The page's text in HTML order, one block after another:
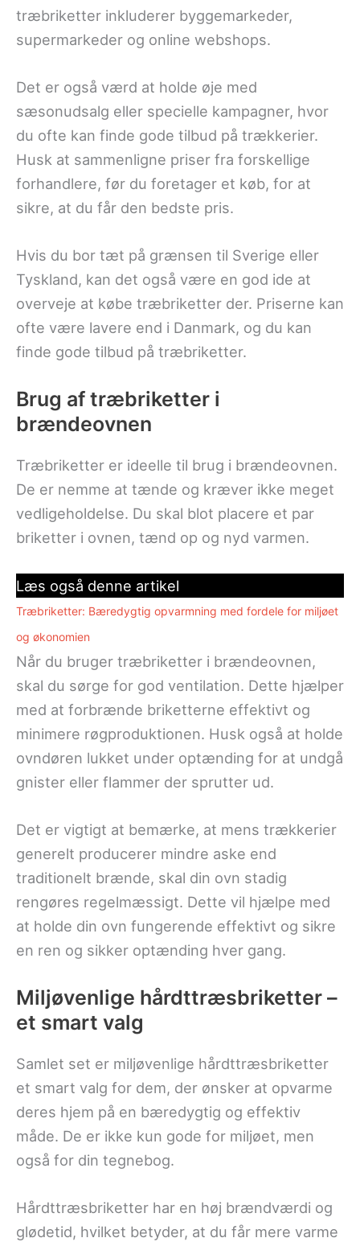
træbriketter inkluderer byggemarkeder,
supermarkeder og online webshops.
Det er også værd at holde øje med
sæsonudsalg eller specielle kampagner, hvor
du ofte kan finde gode tilbud på trækkerier.
Husk at sammenligne priser fra forskellige
forhandlere, før du foretager et køb, for at
sikre, at du får den bedste pris.
Hvis du bor tæt på grænsen til Sverige eller
Tyskland, kan det også være en god ide at
overveje at købe træbriketter der. Priserne kan
ofte være lavere end i Danmark, og du kan
finde gode tilbud på træbriketter.
Brug af træbriketter i
brændeovnen
Træbriketter er ideelle til brug i brændeovnen.
De er nemme at tænde og kræver ikke meget
vedligeholdelse. Du skal blot placere et par
briketter i ovnen, tænd op og nyd varmen.
Læs også denne artikel
Træbriketter: Bæredygtig opvarmning med fordele for miljøet
og økonomien
Når du bruger træbriketter i brændeovnen,
skal du sørge for god ventilation. Dette hjælper
med at forbrænde briketterne effektivt og
minimere røgproduktionen. Husk også at holde
ovndøren lukket under optænding for at undgå
gnister eller flammer der sprutter ud.
Det er vigtigt at bemærke, at mens trækkerier
generelt producerer mindre aske end
traditionelt brænde, skal din ovn stadig
rengøres regelmæssigt. Dette vil hjælpe med
at holde din ovn fungerende effektivt og sikre
en ren og sikker optænding hver gang.
Miljøvenlige hårdttræsbriketter –
et smart valg
Samlet set er miljøvenlige hårdttræsbriketter
et smart valg for dem, der ønsker at opvarme
deres hjem på en bæredygtig og effektiv
måde. De er ikke kun gode for miljøet, men
også for din tegnebog.
Hårdttræsbriketter har en høj brændværdi og
glødetid, hvilket betyder, at du får mere varme